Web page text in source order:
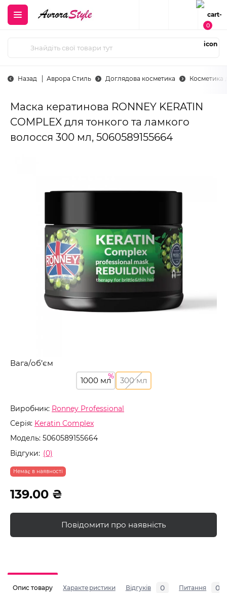
0
Назад Аврора Стиль Доглядова косметика Косметика
Маска кератинова RONNEY KERATIN
COMPLEX для тонкого та ламкого
волосся 300 мл, 5060589155664
Виробник: Ronney Professional
Серія: Keratin Complex
Модель: 5060589155664
Відгуки: (0)
Немає в наявності
Вага/об’єм
1000 мл
300 мл
139.00 ₴
Повідомити про наявність
Опис товару Характеристики Відгуків 0 Питання 0